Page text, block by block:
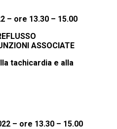
– ore 13.30 – 15.00
ASSOCIATE
tachicardia e alla
– ore 13.30 – 15.00